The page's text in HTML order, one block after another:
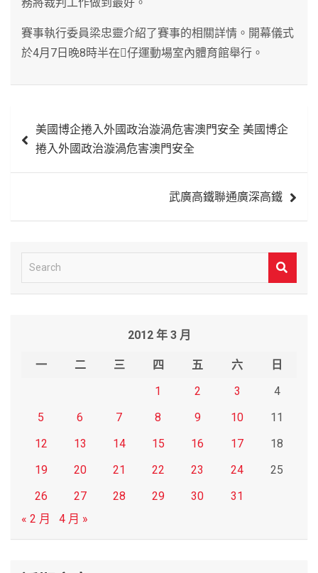
賽事執行委員梁忠靈介紹了賽事的相關詳情。開幕儀式
於4月7日晚8時半在仔運動場室內體育館舉行。
章
美國博企捲入外國政治漩渦危害澳門安全 美國博企
捲入外國政治漩渦危害澳門安全
武廣高鐵聯通廣深高鐵
e
2012 年 3 月
一 二 三 四 五 六
日
1
2 3
4
5
6 7 8 9 10
11
12
13 14 15 16 17
18
19
20 21 22 23 24
25
26
27 28 29 30
31
« 2 月
4 月 »